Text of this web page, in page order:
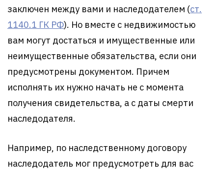
заключен между вами и наследодателем (ст.
1140.1 ГК РФ). Но вместе с недвижимостью
вам могут достаться и имущественные или
неимущественные обязательства, если они
предусмотрены документом. Причем
исполнять их нужно начать не с момента
получения свидетельства, а с даты смерти
наследодателя.
Например, по наследственному договору
наследодатель мог предусмотреть для вас